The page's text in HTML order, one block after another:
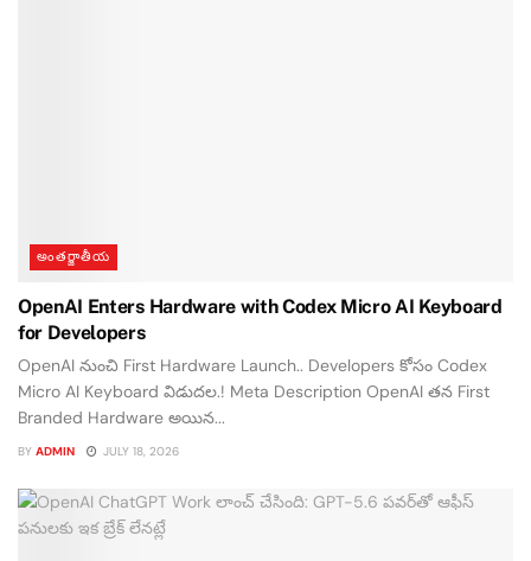
అంతర్జాతీయ
OpenAI Enters Hardware with Codex Micro AI Keyboard
for Developers
OpenAI నుంచి First Hardware Launch.. Developers కోసం Codex
Micro AI Keyboard విడుదల.! Meta Description OpenAI తన First
Branded Hardware అయిన...
BY ADMIN JULY 18, 2026